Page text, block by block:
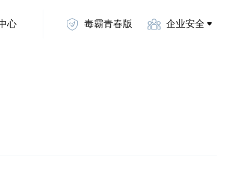
心 毒霸青春版 企业安全